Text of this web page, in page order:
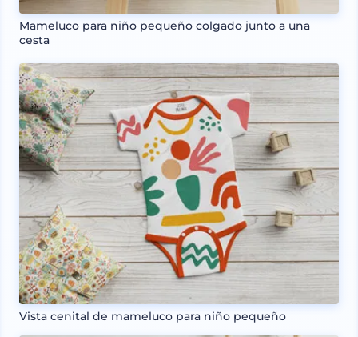
Mameluco para niño pequeño colgado junto a una
cesta
Vista cenital de mameluco para niño pequeño